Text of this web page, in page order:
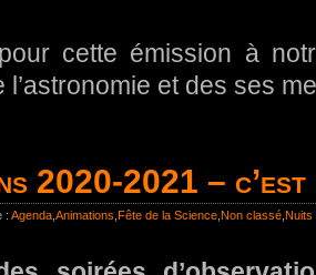
cette émission à
l’astronomie et des ses
2020-2021 –
: Agenda Animations Fête de la Science Non classé Nuits